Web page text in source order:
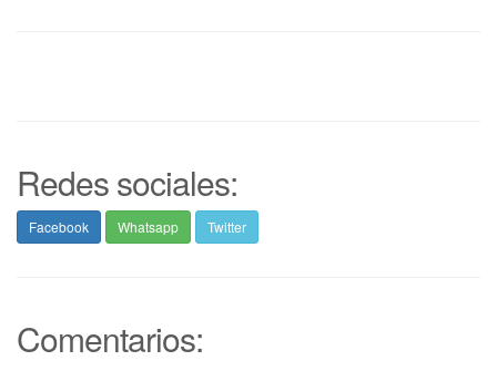
Redes sociales:
Facebook Whatsapp Twitter
Comentarios: